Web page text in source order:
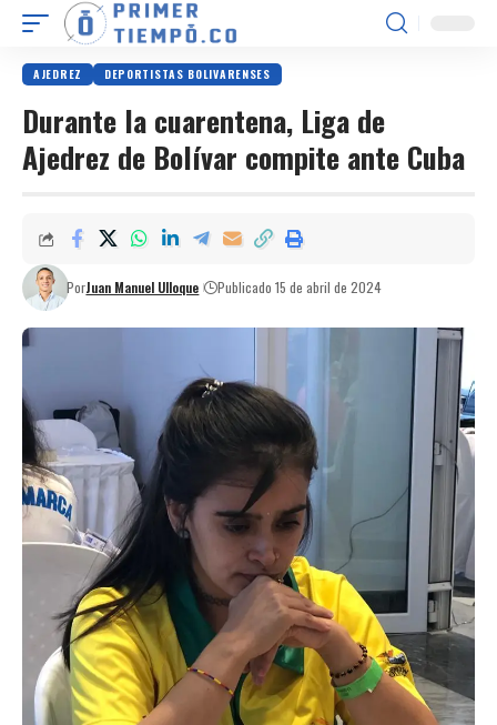
AJEDREZ DEPORTISTAS BOLIVARENSES
Durante la cuarentena, Liga de
Ajedrez de Bolívar compite ante Cuba
PorJuan Manuel Ulloque Publicado 15 de abril de 2024